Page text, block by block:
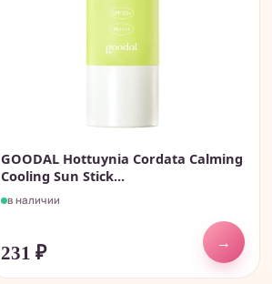
GOODAL Hottuynia Cordata Calming
Cooling Sun Stick...
в наличии
231₽
→